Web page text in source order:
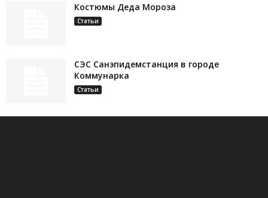
Костюмы Деда Мороза
Статьи
СЭС Санэпидемстанция в городе
Коммунарка
Статьи